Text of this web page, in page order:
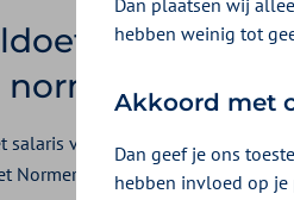
het salaris
normen?
salaris van de voorzitter van
Normering Topinkomens (WNT).
Dan plaatsen wij
hebben weinig tot
Akkoord met
Dan geef je ons
hebben invloed op je